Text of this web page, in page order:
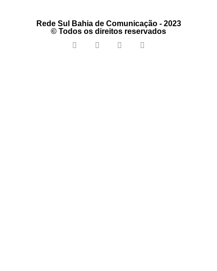
Rede Sul Bahia de Comunicação - 2023
© Todos os direitos reservados